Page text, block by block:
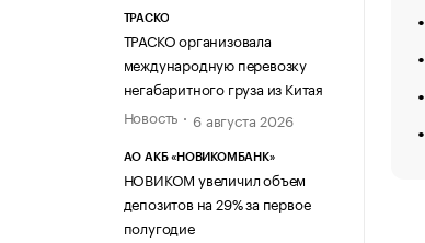
ТРАСКО
ТРАСКО организовала
международную перевозку
негабаритного груза из Китая
Новость
6 августа 2026
АО АКБ «НОВИКОМБАНК»
НОВИКОМ увеличил объем
депозитов на 29% за первое
полугодие